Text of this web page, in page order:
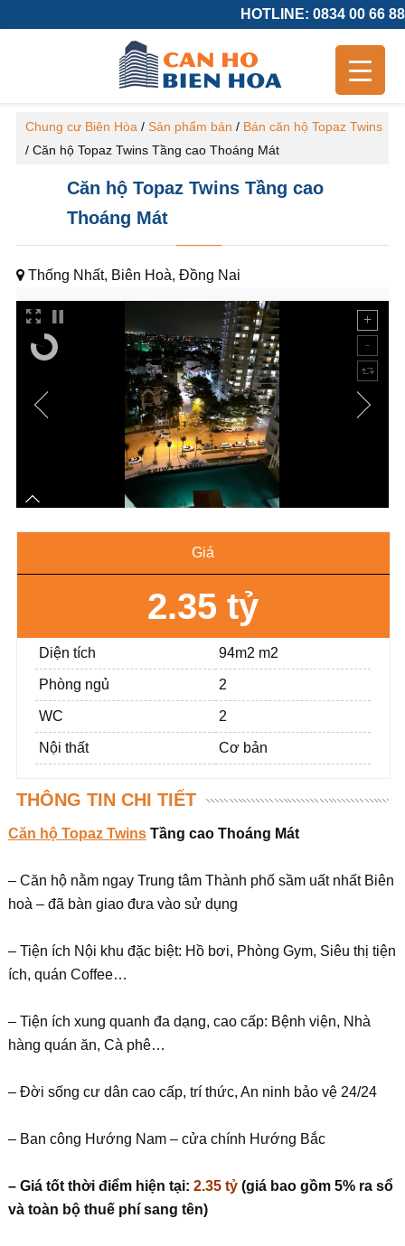
HOTLINE: 0834 00 66 88
Chung cư Biên Hòa / Sản phẩm bán / Bán căn hộ Topaz Twins
/ Căn hộ Topaz Twins Tầng cao Thoáng Mát
Căn hộ Topaz Twins Tầng cao
Thoáng Mát
Thống Nhất, Biên Hoà, Đồng Nai
Giá
2.35 tỷ
Diện tích 94m2 m2
Phòng ngủ 2
WC 2
Nội thất Cơ bản
THÔNG TIN CHI TIẾT
Căn hộ Topaz TwinsTầng cao Thoáng Mát
– Căn hộ nằm ngay Trung tâm Thành phố sầm uất nhất Biên
hoà – đã bàn giao đưa vào sử dụng
– Tiện ích Nội khu đặc biệt: Hồ bơi, Phòng Gym, Siêu thị tiện
ích, quán Coffee…
– Tiện ích xung quanh đa dạng, cao cấp: Bệnh viện, Nhà
hàng quán ăn, Cà phê…
– Đời sống cư dân cao cấp, trí thức, An ninh bảo vệ 24/24
– Ban công Hướng Nam – cửa chính Hướng Bắc
– Giá tốt thời điểm hiện tại: 2.35 tỷ(giá bao gồm 5% ra sổ
và toàn bộ thuế phí sang tên)